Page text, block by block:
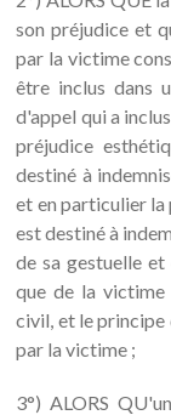
son préjudice et
par la victime
être inclus dans
d'appel qui a
préjudice
destiné à
et en particulier la
est destiné à
de sa gestuelle
que de la
civil, et le
par la victime ;
3°) ALORS